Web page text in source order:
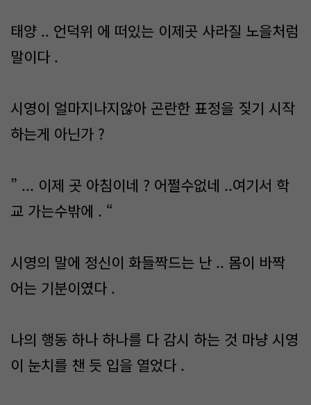
태양 .. 언덕위 에 떠있는 이제곳 사라질 노을처럼
말이다 .
시영이 얼마지나지않아 곤란한 표정을 짖기 시작
하는게 아닌가 ?
” ... 이제 곳 아침이네 ? 어쩔수없네 ..여기서 학
교 가는수밖에 . “
시영의 말에 정신이 화들짝드는 난 .. 몸이 바짝
어는 기분이였다 .
나의 행동 하나 하나를 다 감시 하는 것 마냥 시영
이 눈치를 챈 듯 입을 열었다 .